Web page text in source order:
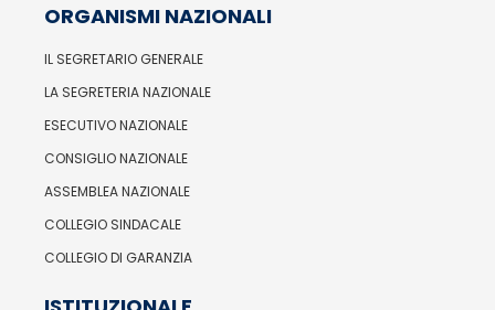
ORGANISMI NAZIONALI
IL SEGRETARIO GENERALE
LA SEGRETERIA NAZIONALE
ESECUTIVO NAZIONALE
CONSIGLIO NAZIONALE
ASSEMBLEA NAZIONALE
COLLEGIO SINDACALE
COLLEGIO DI GARANZIA